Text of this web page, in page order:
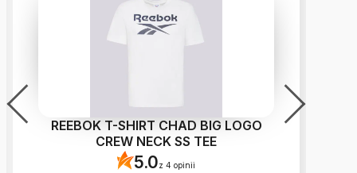
REEBOK T-SHIRT CHAD BIG LOGO
CREW NECK SS TEE
5.0z 4 opinii